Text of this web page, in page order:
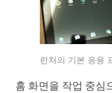
런처의 기본 응용
홈 화면을 작업 중심